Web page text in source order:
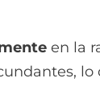
en la
lo